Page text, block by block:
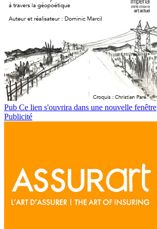
Pub Ce lien s'ouvrira dans une nouvelle fenêtre
Publicité